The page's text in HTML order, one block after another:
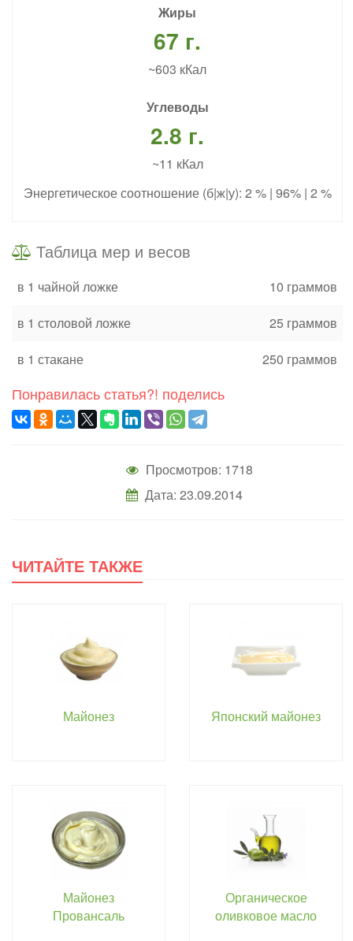
Жиры
67 г.
~603 кКал
Углеводы
2.8 г.
~11 кКал
Энергетическое соотношение (б|ж|у): 2 % | 96% | 2 %
Таблица мер и весов
в 1 чайной ложке
10 граммов
в 1 столовой ложке
25 граммов
в 1 стакане
250 граммов
Понравилась статья?! поделись
Просмотров: 1718
Дата: 23.09.2014
ЧИТАЙТЕ ТАКЖЕ
Майонез Японский майонез
Майонез
Провансаль
Органическое
оливковое масло